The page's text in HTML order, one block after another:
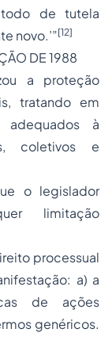
de tutela
novo.’”[12]
DE 1988
a proteção
tratando em
adequados à
coletivos e
o legislador
limitação
processual
a) a
de ações
genéricos.